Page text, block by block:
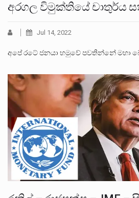
අරගල විමුක්තියේ චාතුර්ය
Jul 14, 2022
අපේ රටේ ජනයා හමුවේ පවතින්නේ මහා